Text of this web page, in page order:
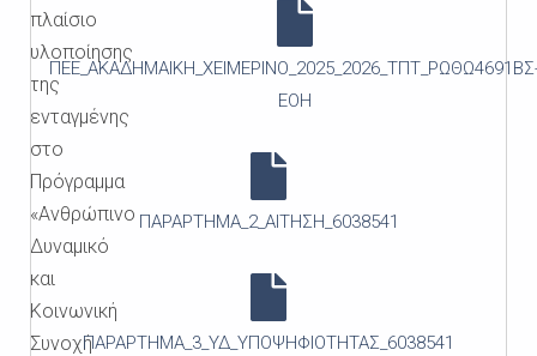
πλαίσιο
υλοποίησης
της
ενταγμένης
στο
Πρόγραμμα
«Ανθρώπινο
Δυναμικό
και
Κοινωνική
Συνοχή
ΕΟΗ
ΠΑΡΑΡΤΗΜΑ_2_ΑΙΤΗΣΗ_6038541
ΠΑΡΑΡΤΗΜΑ_3_ΥΔ_ΥΠΟΨΗΦΙΟΤΗΤΑΣ_6038541